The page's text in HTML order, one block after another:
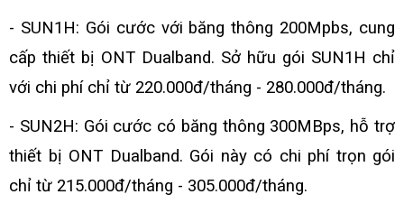
- SUN1H: Gói cước với băng thông 200Mpbs, cung
cấp thiết bị ONT Dualband. Sở hữu gói SUN1H chỉ
với chi phí chỉ từ 220.000đ/tháng - 280.000đ/tháng.
- SUN2H: Gói cước có băng thông 300MBps, hỗ trợ
thiết bị ONT Dualband. Gói này có chi phí trọn gói
chỉ từ 215.000đ/tháng - 305.000đ/tháng.